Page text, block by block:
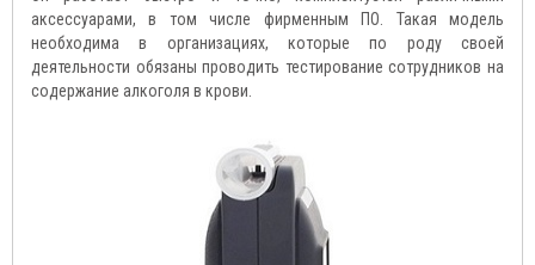
аксессуарами, в том числе фирменным ПО. Такая модель
необходима в организациях, которые по роду своей
деятельности обязаны проводить тестирование сотрудников на
содержание алкоголя в крови.